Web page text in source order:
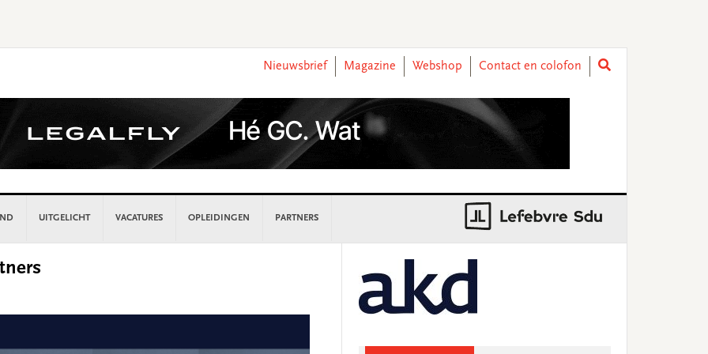
Nieuwsbrief
Magazine Webshop Contact en colofon
UITGELICHT VACATURES OPLEIDINGEN PARTNERS
Sidebar